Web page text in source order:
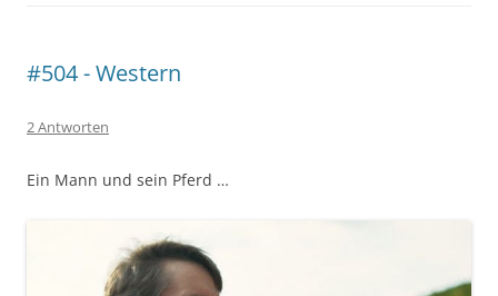
#504 - Western
2 Antworten
Ein Mann und sein Pferd …